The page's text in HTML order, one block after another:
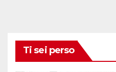
Ti sei perso